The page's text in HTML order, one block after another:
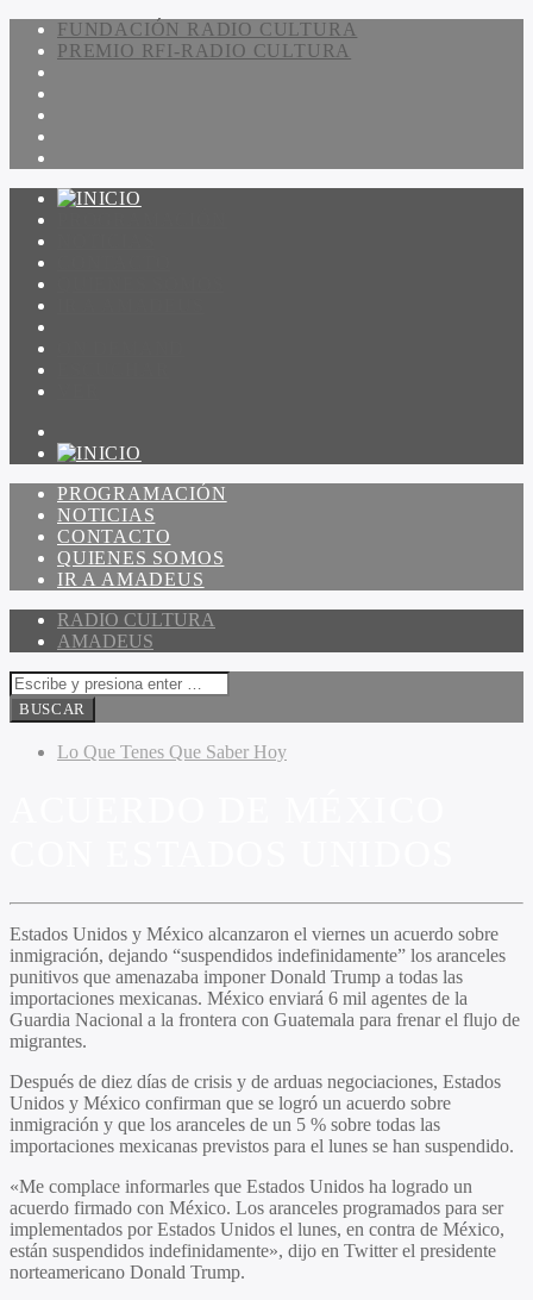
FUNDACIÓN RADIO CULTURA
PREMIO RFI-RADIO CULTURA
PROGRAMACIÓN
NOTICIAS
CONTACTO
QUIENES SOMOS
IR A AMADEUS
RADIO CULTURA
AMADEUS
Lo Que Tenes Que Saber Hoy
Estados Unidos y México alcanzaron el viernes un acuerdo sobre
inmigración, dejando “suspendidos indefinidamente” los aranceles
punitivos que amenazaba imponer Donald Trump a todas las
importaciones mexicanas. México enviará 6 mil agentes de la
Guardia Nacional a la frontera con Guatemala para frenar el flujo de
migrantes.
Después de diez días de crisis y de arduas negociaciones, Estados
Unidos y México confirman que se logró un acuerdo sobre
inmigración y que los aranceles de un 5 % sobre todas las
importaciones mexicanas previstos para el lunes se han suspendido.
«Me complace informarles que Estados Unidos ha logrado un
acuerdo firmado con México. Los aranceles programados para ser
implementados por Estados Unidos el lunes, en contra de México,
están suspendidos indefinidamente», dijo en Twitter el presidente
norteamericano Donald Trump.